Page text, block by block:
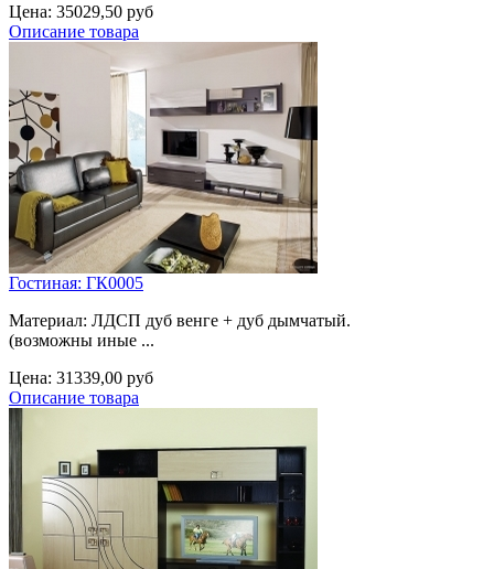
Цена: 35029,50 руб
Описание товара
Гостиная: ГК0005
Материал: ЛДСП дуб венге + дуб дымчатый.
(возможны иные ...
Цена: 31339,00 руб
Описание товара